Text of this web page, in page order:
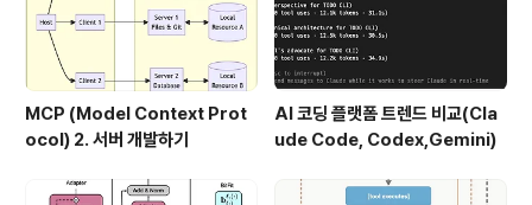
MCP (Model Context Prot
ocol) 2. 서버 개발하기
AI 코딩 플랫폼 트렌드 비교(Cla
ude Code, Codex,Gemini)